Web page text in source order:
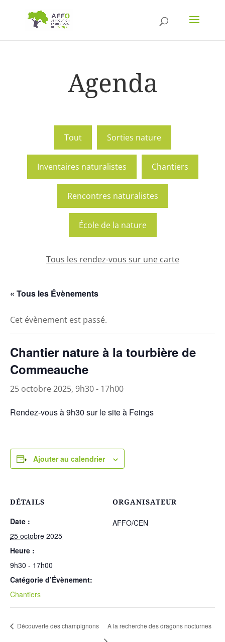
Agenda
Tout Sorties nature
Inventaires naturalistes Chantiers
Rencontres naturalistes
École de la nature
Tous les rendez-vous sur une carte
« Tous les Évènements
Cet évènement est passé.
Chantier nature à la tourbière de
Commeauche
25 octobre 2025, 9h30- 17h00
Rendez-vous à 9h30 sur le site à Feings
Ajouter au calendrier
DÉTAILS
Date :
25 octobre 2025
Heure :
9h30 - 17h00
Catégorie d’Évènement:
Chantiers
ORGANISATEUR
AFFO/CEN
Découverte des champignons A la recherche des dragons nocturnes